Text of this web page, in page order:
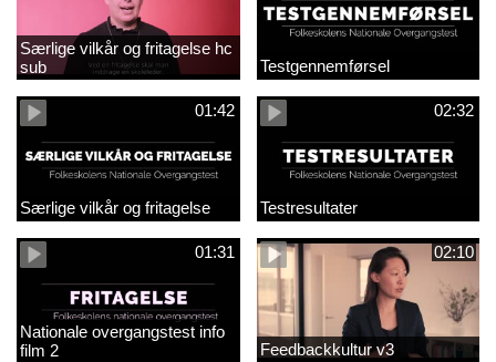
Særlige vilkår og fritagelse hc
sub
Testgennemførsel
01:42
Særlige vilkår og fritagelse
02:32
Testresultater
01:31
Nationale overgangstest info
film 2
02:10
Feedbackkultur v3